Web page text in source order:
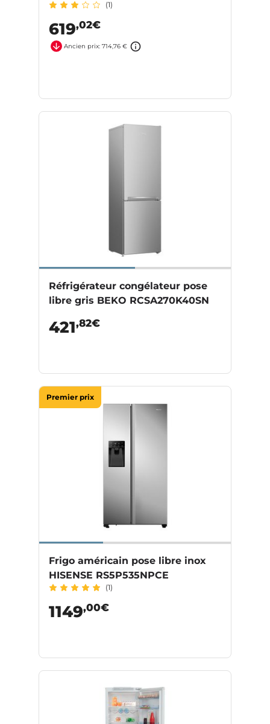
(1)
619,02€
Ancien prix: 714,76 €
Réfrigérateur congélateur pose
libre gris BEKO RCSA270K40SN
421,82€
Premier prix
Frigo américain pose libre inox
HISENSE RS5P535NPCE
(1)
1149,00€